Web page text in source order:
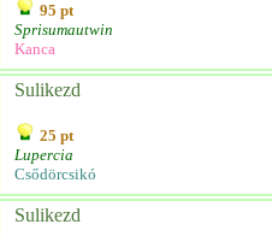
95 pt
Sprisumautwin
Kanca
Sulikezd
25 pt
Lupercia
Csődörcsikó
Sulikezd